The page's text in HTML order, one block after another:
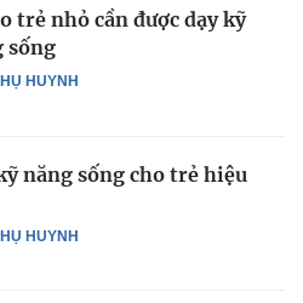
HUYNH
trẻ nhỏ cần được dạy kỹ
sống
HUYNH
năng sống cho trẻ hiệu